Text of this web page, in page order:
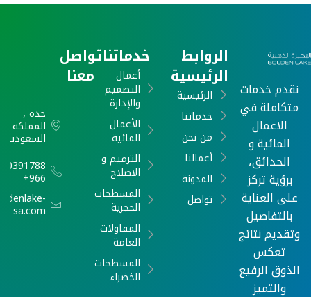
نقدم خدمات
متكاملة في
الاعمال
المائية و
الحدائق،
برؤية تركز
على العناية
بالتفاصيل
وتقديم نتائج
تعكس
الذوق الرفيع
والتميز
الروابط
الرئيسية
الرئيسية
خدماتنا
من نحن
أعمالنا
المدونة
تواصل
خدماتنا
أعمال
التصميم
والإدارة
الأعمال
المائية
الترميم و
الاصلاح
المسطحات
الحجرية
المقاولات
العامة
المسطحات
الخضراء
تواصل
معنا
جده ,
المملكه
السعودية
966+
sa.com